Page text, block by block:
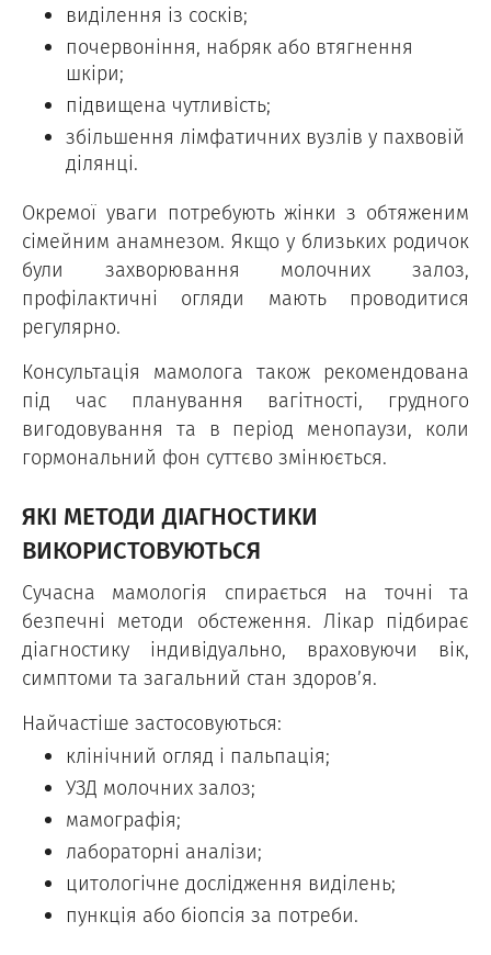
виділення із сосків;
почервоніння, набряк або втягнення
шкіри;
підвищена чутливість;
збільшення лімфатичних вузлів у пахвовій
ділянці.
Окремої уваги потребують жінки з обтяженим
сімейним анамнезом. Якщо у близьких родичок
були захворювання молочних залоз,
профілактичні огляди мають проводитися
регулярно.
Консультація мамолога також рекомендована
під час планування вагітності, грудного
вигодовування та в період менопаузи, коли
гормональний фон суттєво змінюється.
ЯКІ МЕТОДИ ДІАГНОСТИКИ
ВИКОРИСТОВУЮТЬСЯ
Сучасна мамологія спирається на точні та
безпечні методи обстеження. Лікар підбирає
діагностику індивідуально, враховуючи вік,
симптоми та загальний стан здоров’я.
Найчастіше застосовуються:
клінічний огляд і пальпація;
УЗД молочних залоз;
мамографія;
лабораторні аналізи;
цитологічне дослідження виділень;
пункція або біопсія за потреби.